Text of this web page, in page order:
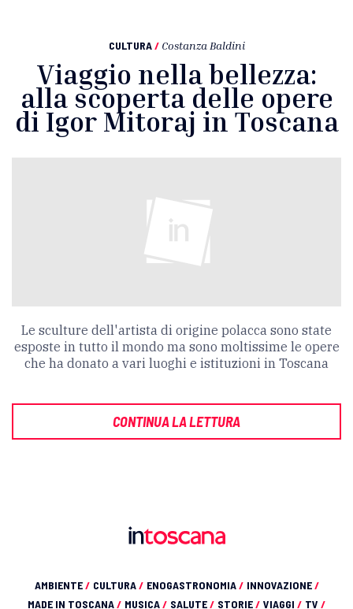
CULTURA / Costanza Baldini
Viaggio nella bellezza:
alla scoperta delle opere
di Igor Mitoraj in Toscana
Le sculture dell'artista di origine polacca sono state
esposte in tutto il mondo ma sono moltissime le opere
che ha donato a vari luoghi e istituzioni in Toscana
CONTINUA LA LETTURA
AMBIENTE/ CULTURA/ ENOGASTRONOMIA/ INNOVAZIONE/
MADE IN TOSCANA/ MUSICA/ SALUTE/ STORIE/ VIAGGI / TV /